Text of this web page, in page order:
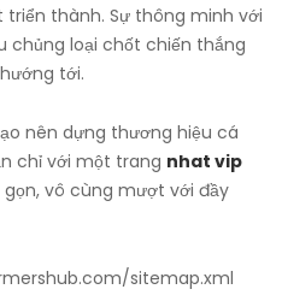
thành. Sự thông minh với
chủng loại chốt chiến thắng
tới.
nên dựng thương hiệu cá
chỉ với một trang nhat vip
vô cùng mượt với đầy
sitemap.xml